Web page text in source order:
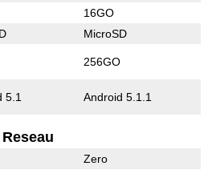
16GO
MicroSD
256GO
5.1 Android 5.1.1
Reseau
Zero